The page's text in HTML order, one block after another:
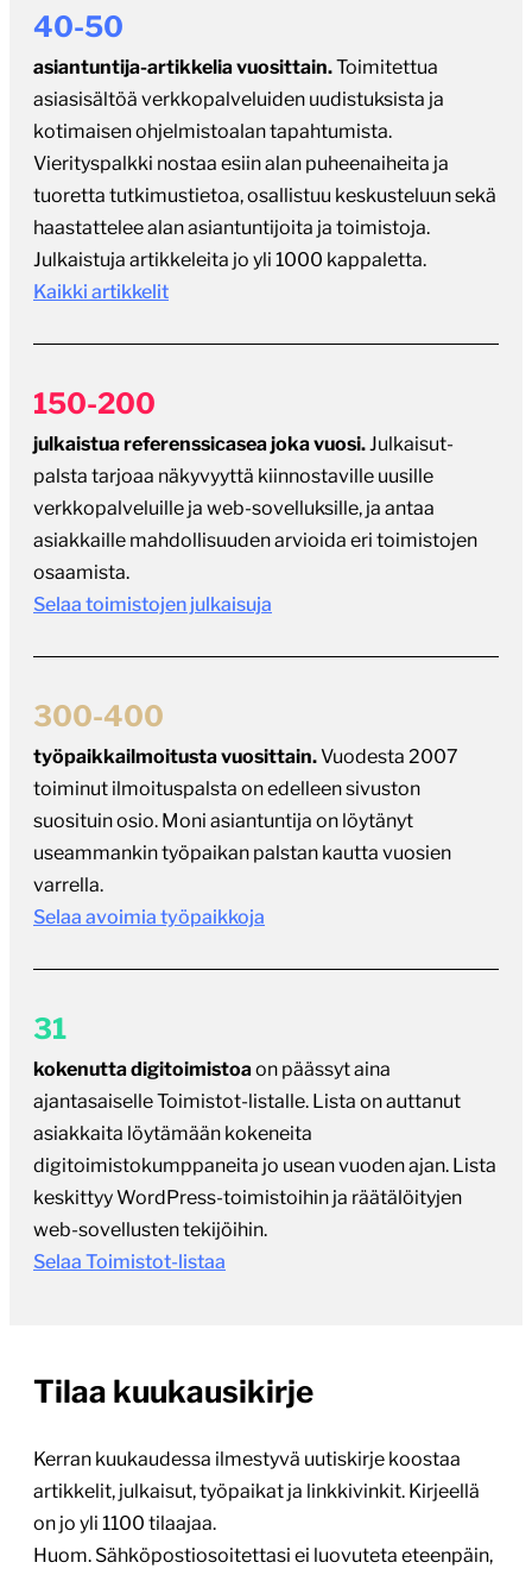
40-50
asiantuntija-artikkelia vuosittain.Toimitettua
asiasisältöä verkkopalveluiden uudistuksista ja
kotimaisen ohjelmistoalan tapahtumista.
Vierityspalkki nostaa esiin alan puheenaiheita ja
tuoretta tutkimustietoa, osallistuu keskusteluun sekä
haastattelee alan asiantuntijoita ja toimistoja.
Julkaistuja artikkeleita jo yli 1000 kappaletta.
Kaikki artikkelit
150-200
julkaistua referenssicasea joka vuosi.Julkaisut-
palsta tarjoaa näkyvyyttä kiinnostaville uusille
verkkopalveluille ja web-sovelluksille, ja antaa
asiakkaille mahdollisuuden arvioida eri toimistojen
osaamista.
Selaa toimistojen julkaisuja
300-400
työpaikkailmoitusta vuosittain.Vuodesta 2007
toiminut ilmoituspalsta on edelleen sivuston
suosituin osio. Moni asiantuntija on löytänyt
useammankin työpaikan palstan kautta vuosien
varrella.
Selaa avoimia työpaikkoja
31
kokenutta digitoimistoaon päässyt aina
ajantasaiselle Toimistot-listalle. Lista on auttanut
asiakkaita löytämään kokeneita
digitoimistokumppaneita jo usean vuoden ajan. Lista
keskittyy WordPress-toimistoihin ja räätälöityjen
web-sovellusten tekijöihin.
Selaa Toimistot-listaa
Tilaa kuukausikirje
Kerran kuukaudessa ilmestyvä uutiskirje koostaa
artikkelit, julkaisut, työpaikat ja linkkivinkit. Kirjeellä
on jo yli 1100 tilaajaa.
Huom. Sähköpostiosoitettasi ei luovuteta eteenpäin,